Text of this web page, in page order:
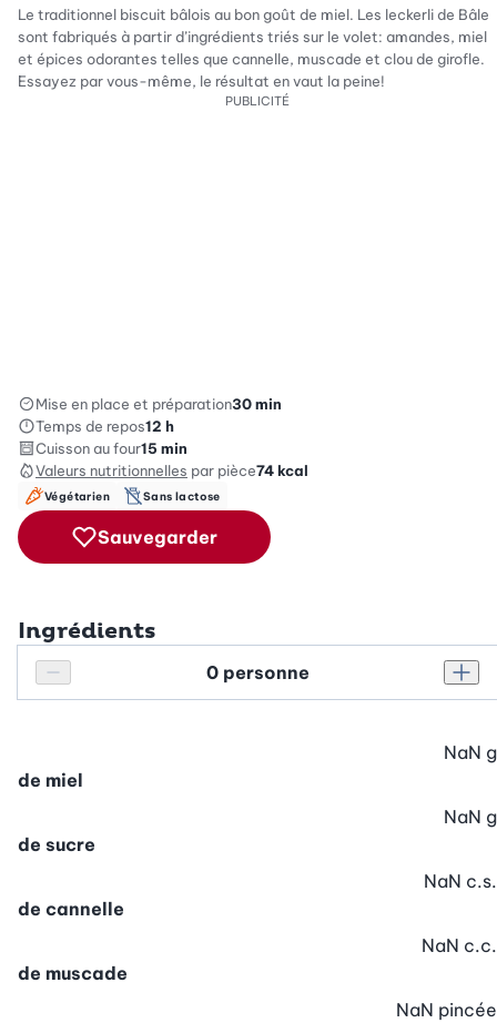
Le traditionnel biscuit bâlois au bon goût de miel. Les leckerli de Bâle
sont fabriqués à partir d’ingrédients triés sur le volet: amandes, miel
et épices odorantes telles que cannelle, muscade et clou de girofle.
Essayez par vous-même, le résultat en vaut la peine!
PUBLICITÉ
Mise en place et préparation30 min
Temps de repos12 h
Cuisson au four15 min
Valeurs nutritionnelles par pièce74kcal
Végétarien Sans lactose
Sauvegarder
Ingrédients
Réduire le nombre de personnes
Personnes
de miel
NaN g
de sucre
NaN g
de cannelle
NaN c.s.
de muscade
NaN c.c.
NaN pincée